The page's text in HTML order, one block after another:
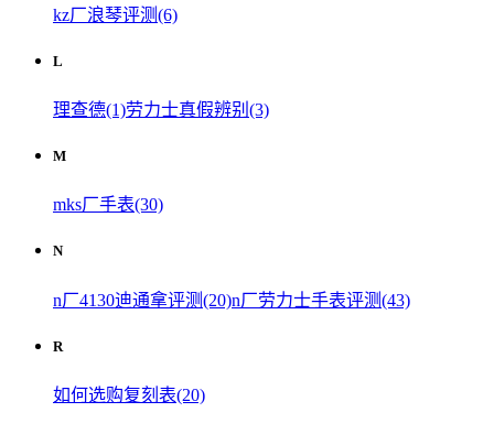
kz厂浪琴评测(6)
L
理查德(1)劳力士真假辨别(3)
M
mks厂手表(30)
N
n厂4130迪通拿评测(20)n厂劳力士手表评测(43)
R
如何选购复刻表(20)